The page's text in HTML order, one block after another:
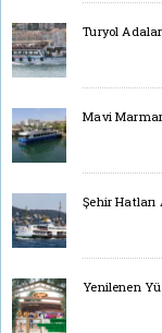
Turyol
Mavi
Şehir
Yenilenen